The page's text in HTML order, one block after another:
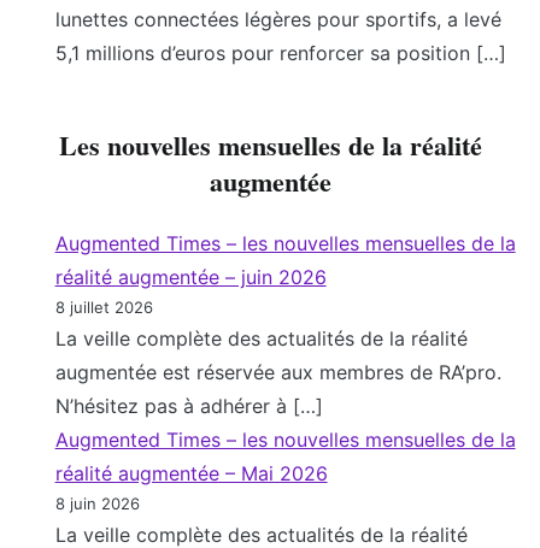
lunettes connectées légères pour sportifs, a levé
5,1 millions d’euros pour renforcer sa position […]
Les nouvelles mensuelles de la réalité
augmentée
Augmented Times – les nouvelles mensuelles de la
réalité augmentée – juin 2026
8 juillet 2026
La veille complète des actualités de la réalité
augmentée est réservée aux membres de RA’pro.
N’hésitez pas à adhérer à […]
Augmented Times – les nouvelles mensuelles de la
réalité augmentée – Mai 2026
8 juin 2026
La veille complète des actualités de la réalité